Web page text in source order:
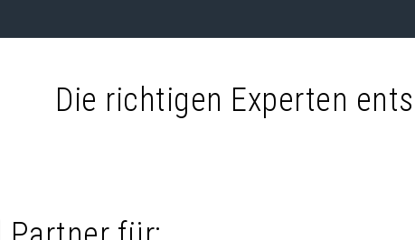
Die richtigen Experten